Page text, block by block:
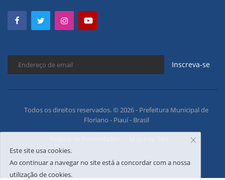
Inscreva-se
Todos os direitos reservados. © 2026 - Prefeitura Municipal de
Floriano - Piauí - Brasil
Este site usa cookies.
Ao continuar a navegar no site está a concordar com a nossa
utilização de cookies.